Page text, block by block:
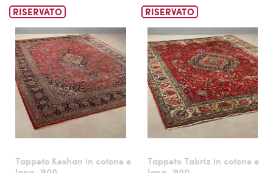
RISERVATO
Tappeto Keshan in cotone e
RISERVATO
Tappeto Tabriz in cotone e